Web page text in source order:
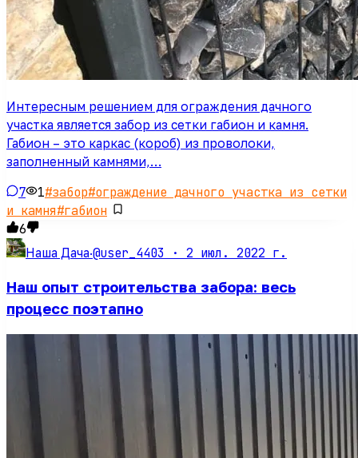
Интересным решением для ограждения дачного
участка является забор из сетки габион и камня.
Габион – это каркас (короб) из проволоки,
заполненный камнями,…
7 1#забор#ограждение дачного участка из сетки
и камня#габион
6
Наша Дача·@user_4403 · 2 июл. 2022 г.
Наш опыт строительства забора: весь
процесс поэтапно